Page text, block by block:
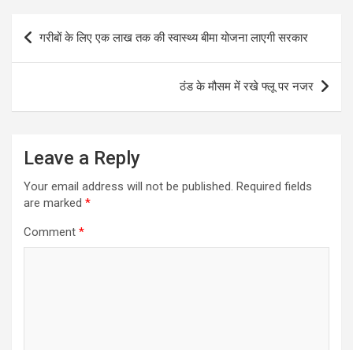
Post
navigation
गरीबों के लिए एक लाख तक की स्वास्थ्य बीमा योजना लाएगी सरकार
ठंड के मौसम में रखे फ्लू पर नजर
Leave a Reply
Your email address will not be published. Required fields
are marked *
Comment *